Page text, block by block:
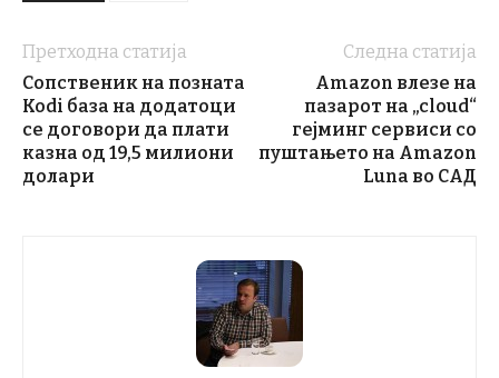
Претходна статија
Сопственик на позната
Kodi база на додатоци
се договори да плати
казна од 19,5 милиони
долари
Следна статија
Amazon влезе на
пазарот на „cloud“
гејминг сервиси со
пуштањето на Amazon
Luna во САД